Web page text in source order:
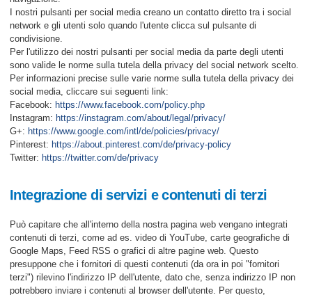
I nostri pulsanti per social media creano un contatto diretto tra i social
network e gli utenti solo quando l'utente clicca sul pulsante di
condivisione.
Per l'utilizzo dei nostri pulsanti per social media da parte degli utenti
sono valide le norme sulla tutela della privacy del social network scelto.
Per informazioni precise sulle varie norme sulla tutela della privacy dei
social media, cliccare sui seguenti link:
Facebook: https://www.facebook.com/policy.php
Instagram: https://instagram.com/about/legal/privacy/
G+: https://www.google.com/intl/de/policies/privacy/
Pinterest: https://about.pinterest.com/de/privacy-policy
Twitter: https://twitter.com/de/privacy
Integrazione di servizi e contenuti di terzi
Può capitare che all'interno della nostra pagina web vengano integrati
contenuti di terzi, come ad es. video di YouTube, carte geografiche di
Google Maps, Feed RSS o grafici di altre pagine web. Questo
presuppone che i fornitori di questi contenuti (da ora in poi "fornitori
terzi") rilevino l'indirizzo IP dell'utente, dato che, senza indirizzo IP non
potrebbero inviare i contenuti al browser dell'utente. Per questo,